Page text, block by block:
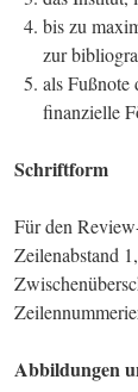
bis zu
zur
als
finanzielle
Schriftform
Für den
Zeilenabstand
Abbildungen